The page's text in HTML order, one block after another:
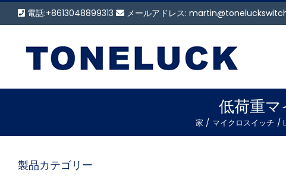
ン
プ
電話:+8613048899313 メールアドレス:
低荷重
家 マイクロスイッチ
製品カテゴリー